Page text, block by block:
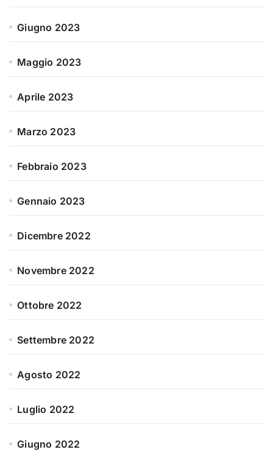
Giugno 2023
Maggio 2023
Aprile 2023
Marzo 2023
Febbraio 2023
Gennaio 2023
Dicembre 2022
Novembre 2022
Ottobre 2022
Settembre 2022
Agosto 2022
Luglio 2022
Giugno 2022